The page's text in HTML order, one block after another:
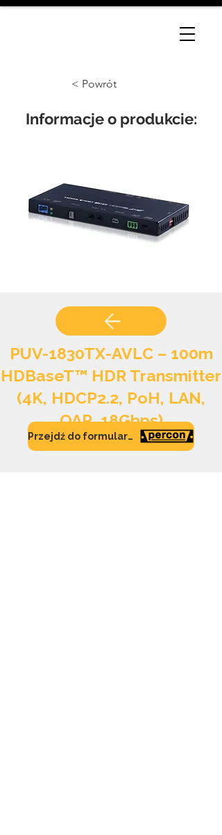
< Powrót
Informacje o produkcie:
PUV-1830TX-AVLC – 100m
HDBaseT™ HDR Transmitter
(4K, HDCP2.2, PoH, LAN,
OAR, 18Gbps)
Przejdź do formularza